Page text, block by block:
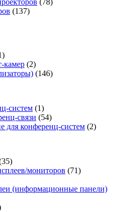
(78)
(137)
камер (2)
(146)
систем (1)
связи (54)
для конференц-систем (2)
мониторов (71)
(информационные панели)